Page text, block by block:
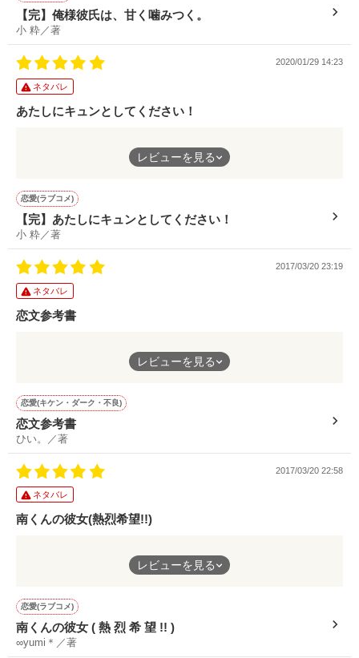
ねえ優太？
わたしは幸せになっていいのかな。
第9回NKST二次審査通過作品
【初雪が降る前に～君がくれたもの～】
9/25文庫発売
サイト版より読みやすくなってお
ります。番外編追加しています＊
試しに同居してみたら
恋がはじまりました。
＼総合ランキング最高1位／
ありがとうございます！
作品を読む
「ましろ補給しないと死ぬから」
あの手この手でわたしを惑わす王子様
かれはとっても甘くて優しくて……
「可愛いって自覚してくれないと、襲う」
(欲しいのはお前だけって分かってほしい)
11/29オススメ掲載していただきました！
作品を読む
ら藍田さんへの「好きです」の言葉。とっても胸に響きました。
独占欲ありありの灰野くん、しっかり藍田さんを離さず捕まえて
いてね……！
近い未来、藍田胡桃を灰野胡桃にしてあげてほしいです。
かわいいふたりの焦れ甘ストーリー、ぜひご一読を！
ぐいぐいどんどんひっぱられ、
振り回されてるのはほんとはどっち？
今宵ちゃんのピンチには必ずかけつける駆くんがイケメンすぎ
て……！
あと、授業さぼって今宵ちゃんをどろどろに甘やかしながら、ど
膝枕をおねだりするシーン、もちろんにやけました。
惚れた弱みというやつか、駆くんの方が今宵ちゃんに振り回され
てるなぁ。可愛い。
迎えた試練も乗り越えて、今宵ちゃんが俺様彼氏から言い渡され
た残るミッション、『いい声聞かせて』はクリアされるのでしょ
【完】俺様彼氏は、甘く噛みつく。
小 粋／著
2020/01/29 14:23
ネタバレ
あたしにキュンとしてください！
『大きくなったら結婚しようね』
そんな約束を交わした彼は、
ずっと彼を想い続けた彼女は
一途で暖かい二番目の女
つぎは君が愛される番だよ。
*.
いおくん何BAKAなことやっとるん!?ってところもたくさんあ
り、いおくんそれはずるい惚れる！ってところもあり。
る、そんな疾走感があるジェットコースターみたいなお話に引き
込まれました。
「恋は無益」
そんなことを口にしたいおくんを変えることができたのはりりち
つぎは、ふたりともがいちばんに愛される番だよ。
登場人物それぞれにたくさんの個性と魅力がつまったこの一作、
レビューを見る
恋愛(ラブコメ)
【完】あたしにキュンとしてください！
小 粋／著
2017/03/20 23:19
ネタバレ
恋文参考書
ちょっと乱暴で不器用だけど、本当は純粋で優しい人。
ふたりきりの時間はラブレターの書き方を教えるためだけの時
手紙でしか伝えられない気持ちがここにある。
＊
ラブレターの書き方の先生と生徒として関わり始めたふたり。
優しくて真っ直ぐな彩ちゃんに私は恋しました。
そして少し不器用だけど純粋な心を持っている章。
ああ、ふたりともなんて綺麗なんだろう。
このお話の中で、紙に書かれた気持ちのやり取りが行われます。
「好き」が書かれた破られたノートの1ページ。
こんなに真っ直ぐな「好き」は滅多にお目にかかれません。気持
手紙を通じて手を取り合ったふたりの恋のお話、ぜひご一読くだ
さい。
レビューを見る
恋愛(キケン・ダーク・不良)
恋文参考書
ひい。／著
2017/03/20 22:58
ネタバレ
南くんの彼女(熱烈希望!!)
好きすぎてどうしよう。
本当もう、盲目的に大好きです。
まじでお前なんなの？
俺のこと本気で好きなら全力で落としに来いよ。
レビューを見る
恋愛(ラブコメ)
南くんの彼女 ( 熱 烈 希 望 !! )
∞yumi＊／著